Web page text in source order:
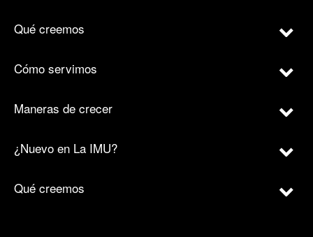
Qué creemos
Cómo servimos
Maneras de crecer
¿Nuevo en La IMU?
Qué creemos